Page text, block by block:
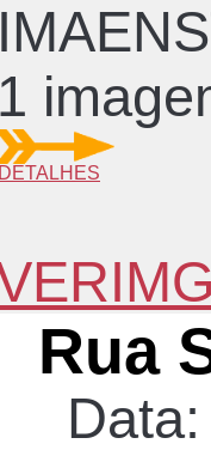
Rua